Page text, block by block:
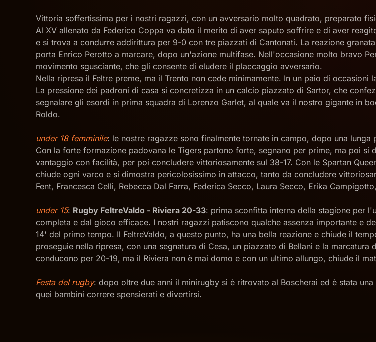
Vittoria soffertissima per i nostri ragazzi, con un avversario molto quadrato, preparato
Al XV allenato da Federico Coppa va dato il merito di aver saputo soffrire e di aver
e si trova a condurre addirittura per 9-0 con tre piazzati di Cantonati. La reazione
porta Enrico Perotto a marcare, dopo un'azione multifase. Nell'occasione molto bravo
movimento sgusciante, che gli consente di eludere il placcaggio avversario.
Nella ripresa il Feltre preme, ma il Trento non cede minimamente. In un paio di
La pressione dei padroni di casa si concretizza in un calcio piazzato di Sartor, che
segnalare gli esordi in prima squadra di Lorenzo Garlet, al quale va il nostro gigante in
Roldo.
under 18 femminile: le nostre ragazze sono finalmente tornate in campo, dopo una
Con la forte formazione padovana le Tigers partono forte, segnano per prime, ma poi si
vantaggio con facilità, per poi concludere vittoriosamente sul 38-17. Con le Spartan
chiude ogni varco e si dimostra pericolosissimo in attacco, tanto da concludere
Fent, Francesca Celli, Rebecca Dal Farra, Federica Secco, Laura Secco, Erika
under 15: Rugby FeltreValdo - Riviera 20-33: prima sconfitta interna della stagione per
completa e dal gioco efficace. I nostri ragazzi patiscono qualche assenza importante e
14' del primo tempo. Il FeltreValdo, a questo punto, ha una bella reazione e chiude il
proseguie nella ripresa, con una segnatura di Cesa, un piazzato di Bellani e la
conducono per 20-19, ma il Riviera non è mai domo e con un ultimo allungo, chiude il
Festa del rugby: dopo oltre due anni il minirugby si è ritrovato al Boscherai ed è stata
quei bambini correre spensierati e divertirsi.